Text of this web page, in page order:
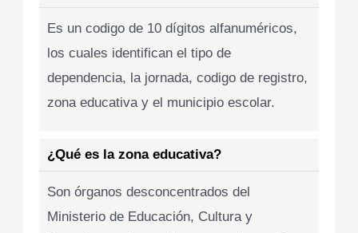
Es un codigo de 10 dígitos alfanuméricos,
los cuales identifican el tipo de
dependencia, la jornada, codigo de registro,
zona educativa y el municipio escolar.
¿Qué es la zona educativa?
Son órganos desconcentrados del
Ministerio de Educación, Cultura y